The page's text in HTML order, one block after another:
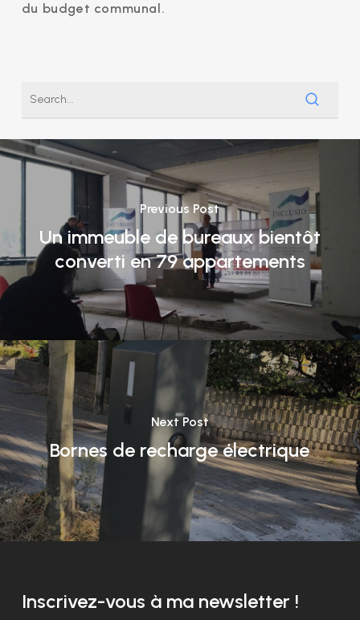
du budget communal.
Previous Post
Un immeuble de bureaux bientôt
converti en 79 appartements
Next Post
Bornes de recharge électrique
Inscrivez-vous à ma newsletter !